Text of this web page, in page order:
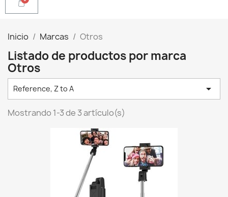
Inicio Marcas Otros
Listado de productos por marca
Otros
Reference, Z to A 
Mostrando 1-3 de 3 artículo(s)